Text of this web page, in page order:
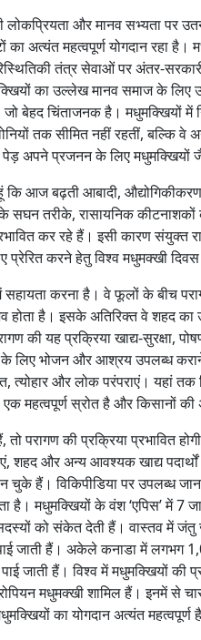
लोकप्रियता और मानव सभ्यता पर
अत्यंत महत्वपूर्ण योगदान रहा है।
तंत्र सेवाओं पर अंतर-
का उल्लेख मानव समाज के
जो बेहद चिंताजनक है। मधुमक्खियों
तक सीमित नहीं रहतीं, बल्कि वे
अपने प्रजनन के लिए मधुमक्खियों
आज बढ़ती आबादी,
तरीके, रासायनिक कीटनाशकों
कर रहे हैं। इसी कारण संयुक्त
करने हेतु विश्व मधुमक्खी दिवस
करना है। वे फूलों के बीच
है। इसके अतिरिक्त वे शहद का
की यह प्रक्रिया खाद्य-सुरक्षा,
भोजन और आश्रय उपलब्ध कराने
त्योहार और लोक परंपराएं। यहां
महत्वपूर्ण स्रोत है और किसानों
तो परागण की प्रक्रिया
शहद और अन्य आवश्यक खाद्य
हैं। विकिपीडिया पर उपलब्ध
है। मधुमक्खियों के वंश ‘एपिस’ में 7
को संकेत देती हैं। वास्तव में जंतु
जाती हैं। अकेले कनाडा में लगभग
जाती हैं। विश्व में मधुमक्खियों की
मधुमक्खी शामिल हैं। इनमें से
का योगदान अत्यंत महत्वपूर्ण